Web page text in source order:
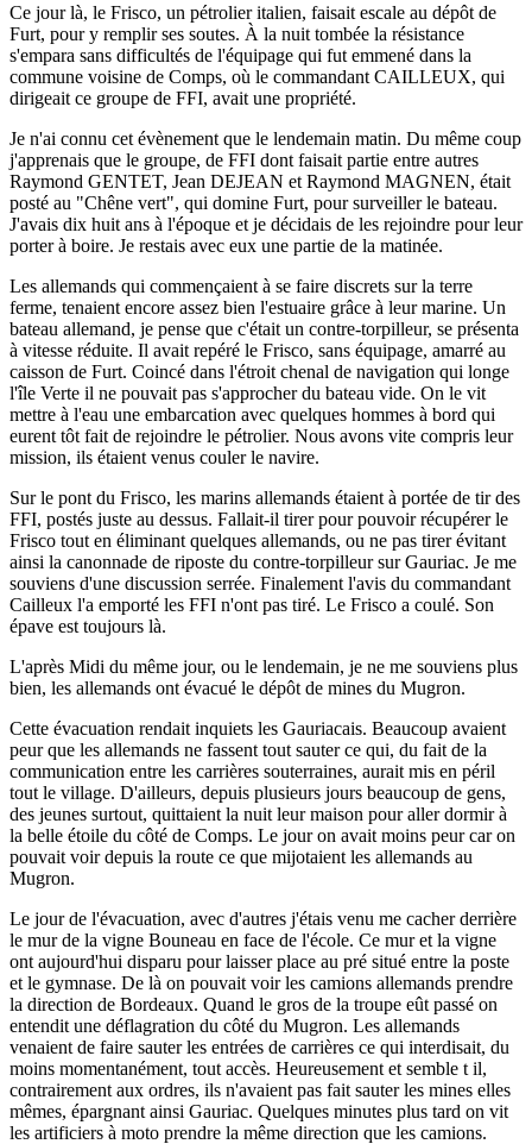
Ce jour là, le Frisco, un pétrolier italien, faisait escale au dépôt de
Furt, pour y remplir ses soutes. À la nuit tombée la résistance
s'empara sans difficultés de l'équipage qui fut emmené dans la
commune voisine de Comps, où le commandant CAILLEUX, qui
dirigeait ce groupe de FFI, avait une propriété.
Je n'ai connu cet évènement que le lendemain matin. Du même coup
j'apprenais que le groupe, de FFI dont faisait partie entre autres
Raymond GENTET, Jean DEJEAN et Raymond MAGNEN, était
posté au "Chêne vert", qui domine Furt, pour surveiller le bateau.
J'avais dix huit ans à l'époque et je décidais de les rejoindre pour leur
porter à boire. Je restais avec eux une partie de la matinée.
Les allemands qui commençaient à se faire discrets sur la terre
ferme, tenaient encore assez bien l'estuaire grâce à leur marine. Un
bateau allemand, je pense que c'était un contre-torpilleur, se présenta
à vitesse réduite. Il avait repéré le Frisco, sans équipage, amarré au
caisson de Furt. Coincé dans l'étroit chenal de navigation qui longe
l'île Verte il ne pouvait pas s'approcher du bateau vide. On le vit
mettre à l'eau une embarcation avec quelques hommes à bord qui
eurent tôt fait de rejoindre le pétrolier. Nous avons vite compris leur
mission, ils étaient venus couler le navire.
Sur le pont du Frisco, les marins allemands étaient à portée de tir des
FFI, postés juste au dessus. Fallait-il tirer pour pouvoir récupérer le
Frisco tout en éliminant quelques allemands, ou ne pas tirer évitant
ainsi la canonnade de riposte du contre-torpilleur sur Gauriac. Je me
souviens d'une discussion serrée. Finalement l'avis du commandant
Cailleux l'a emporté les FFI n'ont pas tiré. Le Frisco a coulé. Son
épave est toujours là.
L'après Midi du même jour, ou le lendemain, je ne me souviens plus
bien, les allemands ont évacué le dépôt de mines du Mugron.
Cette évacuation rendait inquiets les Gauriacais. Beaucoup avaient
peur que les allemands ne fassent tout sauter ce qui, du fait de la
communication entre les carrières souterraines, aurait mis en péril
tout le village. D'ailleurs, depuis plusieurs jours beaucoup de gens,
des jeunes surtout, quittaient la nuit leur maison pour aller dormir à
la belle étoile du côté de Comps. Le jour on avait moins peur car on
pouvait voir depuis la route ce que mijotaient les allemands au
Mugron.
Le jour de l'évacuation, avec d'autres j'étais venu me cacher derrière
le mur de la vigne Bouneau en face de l'école. Ce mur et la vigne
ont aujourd'hui disparu pour laisser place au pré situé entre la poste
et le gymnase. De là on pouvait voir les camions allemands prendre
la direction de Bordeaux. Quand le gros de la troupe eût passé on
entendit une déflagration du côté du Mugron. Les allemands
venaient de faire sauter les entrées de carrières ce qui interdisait, du
moins momentanément, tout accès. Heureusement et semble t il,
contrairement aux ordres, ils n'avaient pas fait sauter les mines elles
mêmes, épargnant ainsi Gauriac. Quelques minutes plus tard on vit
les artificiers à moto prendre la même direction que les camions.